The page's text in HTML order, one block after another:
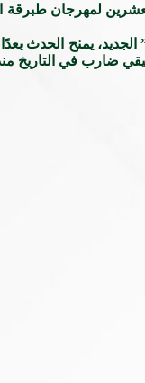
لمهرجان طبرقة
يمنح الحدث بعدًا
ضارب في التاريخ